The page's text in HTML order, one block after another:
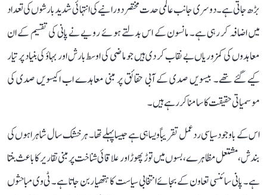
بڑھ جاتی ہے۔ دوسری جانب عالمی حدت مختصر دورانیے کی انتہائی شدید بارشوں کی تعداد
میں اضافہ کر رہی ہے۔ مانسون کے اس بدلتے ہوئے رویے نے پانی کی تقسیم کے ان
معاہدوں کی کمزوریاں بے نقاب کر دی ہیں جو ماضی کی اوسط بارش اور بہاؤ کی بنیاد پر تیار
کیے گئے تھے۔ بیسویں صدی کے آبی حقائق پر مبنی معاہدے اب اکیسویں صدی کی
موسمیاتی حقیقت کا سامنا کر رہے ہیں۔
اس کے باوجود سیاسی ردعمل تقریباً ویسا ہی ہے جیسا پہلے تھا۔ ہر خشک سال شاہراہوں کی
بندش، مشتعل مظاہرے، بسوں میں توڑ پھوڑ اور علاقائی شناخت پر مبنی تقاریر کا باعث بنتا
ہے۔ پانی سائنسی تعاون کے بجائے انتخابی سیاست کا ہتھیار بن جاتا ہے۔ ٹی وی مباحثوں